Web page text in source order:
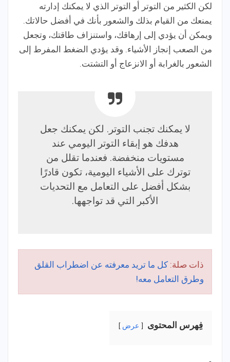
لكن الكثير من التوتر أو التوتر الذي لا يمكنك إدارته
يمنعك من القيام بذلك والشعور بأنك في أفضل حالاتك.
ويمكن أن يؤدي إلى إرهاقك، واستنزاف طاقتك، وتجعل
من الصعب إنجاز الأشياء. وقد يؤدي الضغط المفرط إلى
الشعور بالغرابة أو الانزعاج أو التشتت.
لا يمكنك تجنب التوتر. لكن يمكنك جعل
هدفك هو إبقاء التوتر اليومي عند
مستويات منخفضة. فعندما تقلل من
توترك على الأشياء اليومية، تكون قادرًا
بشكل أفضل على التعامل مع التحديات
الأكبر التي قد تواجهها.
ذات صلة: كل ما تريد معرفته عن اضطراب القلق
وطرق التعامل معه!
فِهرس المحتوى عرض